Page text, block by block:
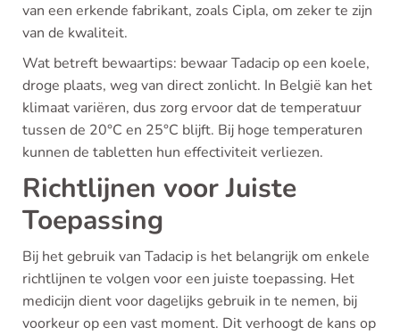
van een erkende fabrikant, zoals Cipla, om zeker te zijn
van de kwaliteit.
Wat betreft bewaartips: bewaar Tadacip op een koele,
droge plaats, weg van direct zonlicht. In België kan het
klimaat variëren, dus zorg ervoor dat de temperatuur
tussen de 20°C en 25°C blijft. Bij hoge temperaturen
kunnen de tabletten hun effectiviteit verliezen.
Richtlijnen voor Juiste
Toepassing
Bij het gebruik van Tadacip is het belangrijk om enkele
richtlijnen te volgen voor een juiste toepassing. Het
medicijn dient voor dagelijks gebruik in te nemen, bij
voorkeur op een vast moment. Dit verhoogt de kans op